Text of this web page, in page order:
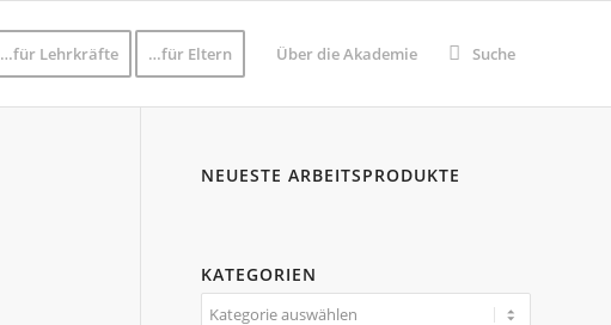
…für Lehrkräfte …für Eltern Über die Akademie Suche
NEUESTE ARBEITSPRODUKTE
KATEGORIEN
Kategorien